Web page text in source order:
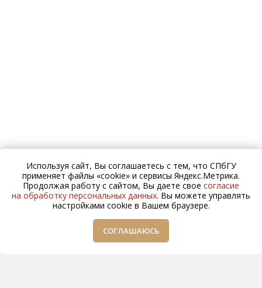
Используя сайт, Вы соглашаетесь с тем, что СПбГУ
применяет файлы «cookie» и сервисы Яндекс.Метрика.
Продолжая работу с сайтом, Вы даете свое согласие
на обработку персональных данных. Вы можете управлять
настройками cookie в Вашем браузере.
СОГЛАШАЮСЬ